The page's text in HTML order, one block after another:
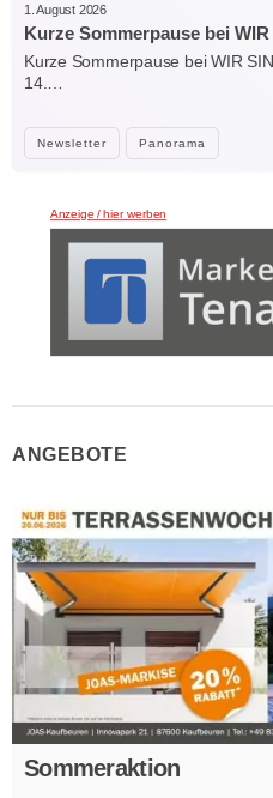
Newsletter Panorama
1. August 2026
Kurze Sommerpause bei
Kurze Sommerpause bei WIR
14.…
Anzeige / hier werben
ANGEBOTE
Sommeraktion